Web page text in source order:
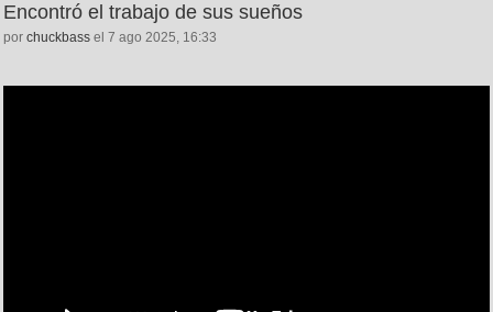
Encontró el trabajo de sus sueños
por chuckbass el 7 ago 2025, 16:33